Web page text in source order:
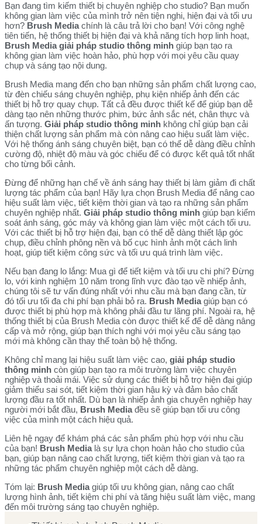
Bạn đang tìm kiếm thiết bị chuyên nghiệp cho studio? Bạn muốn
không gian làm việc của mình trở nên tiện nghi, hiện đại và tối ưu
hơn? Brush Mediachính là câu trả lời cho bạn! Với công nghệ
tiên tiến, hệ thống thiết bị hiện đại và khả năng tích hợp linh hoạt,
Brush Mediagiải pháp studio thông minh giúp bạn tạo ra
không gian làm việc hoàn hảo, phù hợp với mọi yêu cầu quay
chụp và sáng tạo nội dung.
Brush Media mang đến cho bạn những sản phẩm chất lượng cao,
từ đèn chiếu sáng chuyên nghiệp, phụ kiện nhiếp ảnh đến các
thiết bị hỗ trợ quay chụp. Tất cả đều được thiết kế để giúp bạn dễ
dàng tạo nên những thước phim, bức ảnh sắc nét, chân thực và
ấn tượng. Giải pháp studio thông minh không chỉ giúp bạn cải
thiện chất lượng sản phẩm mà còn nâng cao hiệu suất làm việc.
Với hệ thống ánh sáng chuyên biệt, bạn có thể dễ dàng điều chỉnh
cường độ, nhiệt độ màu và góc chiếu để có được kết quả tốt nhất
cho từng bối cảnh.
Đừng để những hạn chế về ánh sáng hay thiết bị làm giảm đi chất
lượng tác phẩm của bạn! Hãy lựa chọn Brush Media để nâng cao
hiệu suất làm việc, tiết kiệm thời gian và tạo ra những sản phẩm
chuyên nghiệp nhất. Giải pháp studio thông minh giúp bạn kiểm
soát ánh sáng, góc máy và không gian làm việc một cách tối ưu.
Với các thiết bị hỗ trợ hiện đại, bạn có thể dễ dàng thiết lập góc
chụp, điều chỉnh phông nền và bố cục hình ảnh một cách linh
hoạt, giúp tiết kiệm công sức và tối ưu quá trình làm việc.
Nếu bạn đang lo lắng: Mua gì để tiết kiệm và tối ưu chi phí? Đừng
lo, với kinh nghiệm 10 năm trong lĩnh vực đào tạo về nhiếp ảnh,
chúng tôi sẽ tư vấn đúng nhất với nhu cầu mà bạn đang cần, từ
đó tối ưu tối đa chi phí bạn phải bỏ ra. Brush Mediagiúp bạn có
được thiết bị phù hợp mà không phải đầu tư lãng phí. Ngoài ra, hệ
thống thiết bị của Brush Media còn được thiết kế để dễ dàng nâng
cấp và mở rộng, giúp bạn thích nghi với mọi yêu cầu sáng tạo
mới mà không cần thay thế toàn bộ hệ thống.
Không chỉ mang lại hiệu suất làm việc cao, giải pháp studio
thông minh còn giúp bạn tạo ra môi trường làm việc chuyên
nghiệp và thoải mái. Việc sử dụng các thiết bị hỗ trợ hiện đại giúp
giảm thiểu sai sót, tiết kiệm thời gian hậu kỳ và đảm bảo chất
lượng đầu ra tốt nhất. Dù bạn là nhiếp ảnh gia chuyên nghiệp hay
người mới bắt đầu, Brush Mediađều sẽ giúp bạn tối ưu công
việc của mình một cách hiệu quả.
Liên hệ ngay để khám phá các sản phẩm phù hợp với nhu cầu
của bạn! Brush Medialà sự lựa chọn hoàn hảo cho studio của
bạn, giúp bạn nâng cao chất lượng, tiết kiệm thời gian và tạo ra
những tác phẩm chuyên nghiệp một cách dễ dàng.
Tóm lại: Brush Mediagiúp tối ưu không gian, nâng cao chất
lượng hình ảnh, tiết kiệm chi phí và tăng hiệu suất làm việc, mang
đến môi trường sáng tạo chuyên nghiệp.